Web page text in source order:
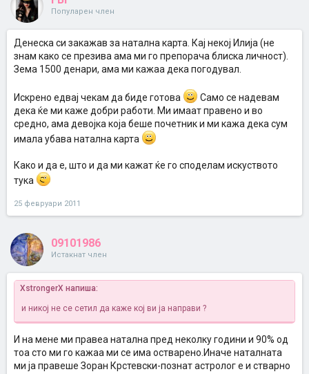
Популарен член
Денеска си закажав за натална карта. Кај некој Илија (не
знам како се презива ама ми го препорача блиска личност).
Зема 1500 денари, ама ми кажаа дека погодувал.
Искрено едвај чекам да биде готова
Само се надевам
дека ќе ми каже добри работи. Ми имаат правено и во
средно, ама девојка која беше почетник и ми кажа дека сум
имала убава натална карта
Како и да е, што и да ми кажат ќе го споделам искуството
тука
25 февруари 2011
09101986
Истакнат член
XstrongerX напиша:
и никој не се сетил да каже кој ви ја направи ?
И на мене ми правеа натална пред неколку години и 90% од
тоа сто ми го кажаа ми се има остварено.Иначе наталната
ми ја правеше Зоран Крстевски-познат астролог е и стварно